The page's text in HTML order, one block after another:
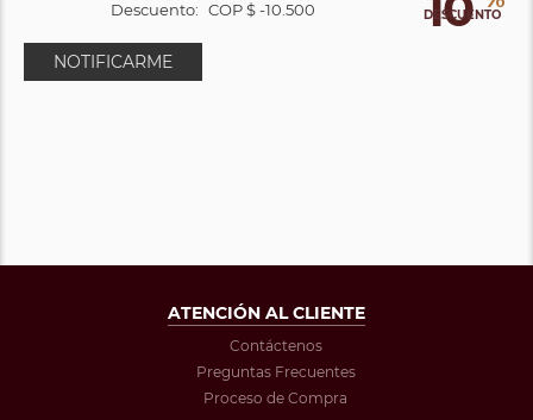
DESCUENTO
Descuento: COP $ -10.500
NOTIFICARME
ATENCIÓN AL CLIENTE
Contáctenos
Preguntas Frecuentes
Proceso de Compra